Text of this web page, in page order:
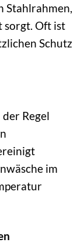
Stahlrahmen,
sorgt. Oft ist
Schutz
Regel
im